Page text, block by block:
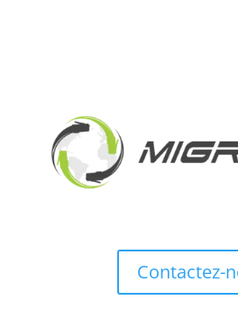
Contactez-